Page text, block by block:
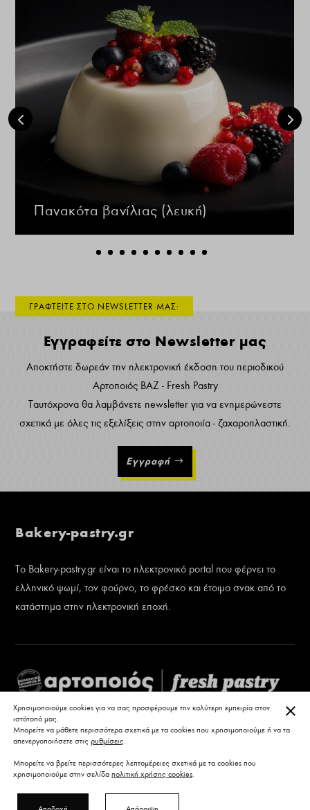
Πανακότα βανίλιας (λευκή)
ΓΡΑΦΤΕΙΤΕ ΣΤΟ NEWSLETTER ΜΑΣ:
Εγγραφείτε στο Newsletter μας
Αποκτήστε δωρεάν την ηλεκτρονική έκδοση του περιοδικού
Αρτοποιός ΒΑΖ - Fresh Pastry
Ταυτόχρονα θα λαμβάνετε newsletter για να ενημερώνεστε
σχετικά με όλες τις εξελίξεις στην αρτοποιία - ζαχαροπλαστική.
Εγγραφή
Bakery-pastry.gr
Το Bakery-pastry.gr είναι το ηλεκτρονικό portal που φέρνει το
ελληνικό ψωμί, τον φούρνο, το φρέσκο και έτοιμο σνακ από το
κατάστημα στην ηλεκτρονική εποχή.
Χρησιμοποιούμε cookies για να σας προσφέρουμε την καλύτερη εμπειρία στον
ιστότοπό μας.
Μπορείτε να μάθετε περισσότερα σχετικά με τα cookies που χρησιμοποιούμε ή να τα
απενεργοποιήσετε στις ρυθμίσεις.
Μπορείτε να βρείτε περισσότερες λεπτομέρειες σχετικά με τα cookies που
χρησιμοποιούμε στην σελίδα πολιτική χρήσης cookies.